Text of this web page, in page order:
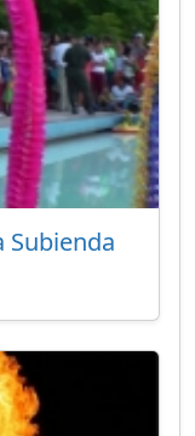
Subienda